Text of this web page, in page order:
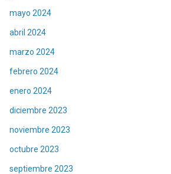
mayo 2024
abril 2024
marzo 2024
febrero 2024
enero 2024
diciembre 2023
noviembre 2023
octubre 2023
septiembre 2023